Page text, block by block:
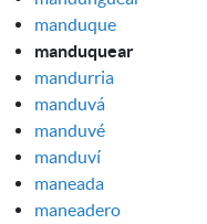
manduque
manduquear
mandurria
manduvá
manduvé
manduví
maneada
maneadero